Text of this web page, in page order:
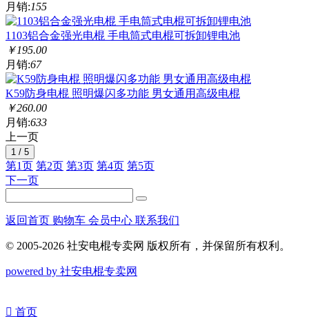
月销:155
1103铝合金强光电棍 手电筒式电棍可拆卸锂电池
￥195.00
月销:67
K59防身电棍 照明爆闪多功能 男女通用高级电棍
￥260.00
月销:633
上一页
1 / 5
第1页 第2页 第3页 第4页 第5页
下一页
返回首页 购物车 会员中心 联系我们
© 2005-2026 社安电棍专卖网 版权所有，并保留所有权利。
powered by 社安电棍专卖网
󰀁 首页